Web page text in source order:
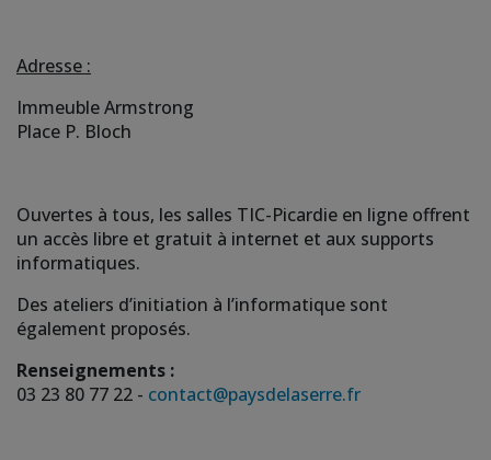
Adresse :
Immeuble Armstrong
Place P. Bloch
Ouvertes à tous, les salles TIC-Picardie en ligne offrent
un accès libre et gratuit à internet et aux supports
informatiques.
Des ateliers d’initiation à l’informatique sont
également proposés.
Renseignements :
03 23 80 77 22 - contact@paysdelaserre.fr